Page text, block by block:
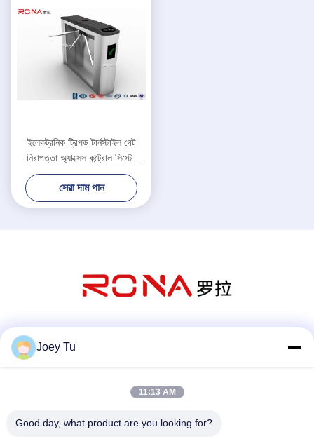
ইলেকট্রনিক ট্রিপড টার্নস্টাইল গেট
নিরাপত্তা অ্যাক্সেস কন্ট্রোল সিস্টেম
নিয়মিত খোলা সময়
সেরা দাম পান
টেলিফোন
Joey Tu
11:13 AM
Good day, what product are you looking for?